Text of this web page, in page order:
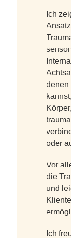
Ich
denen
oder
Vor
die
und
Ich